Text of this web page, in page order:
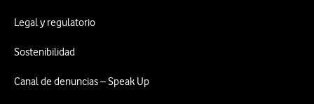
Legal y regulatorio
Sostenibilidad
Canal de denuncias – Speak Up